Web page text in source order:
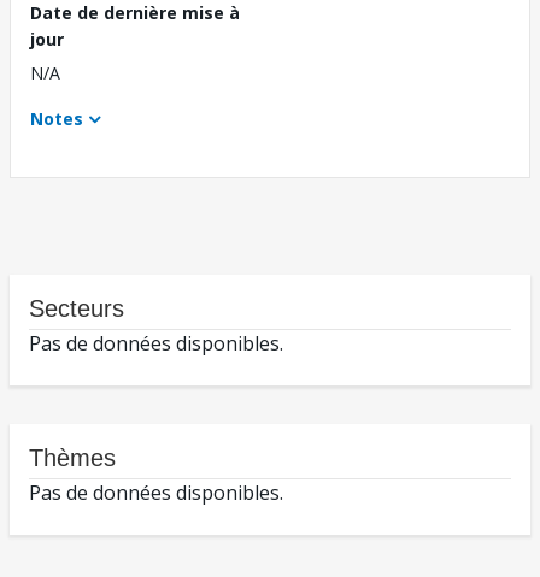
Date de dernière mise à
jour
N/A
Notes
Secteurs
Pas de données disponibles.
Thèmes
Pas de données disponibles.